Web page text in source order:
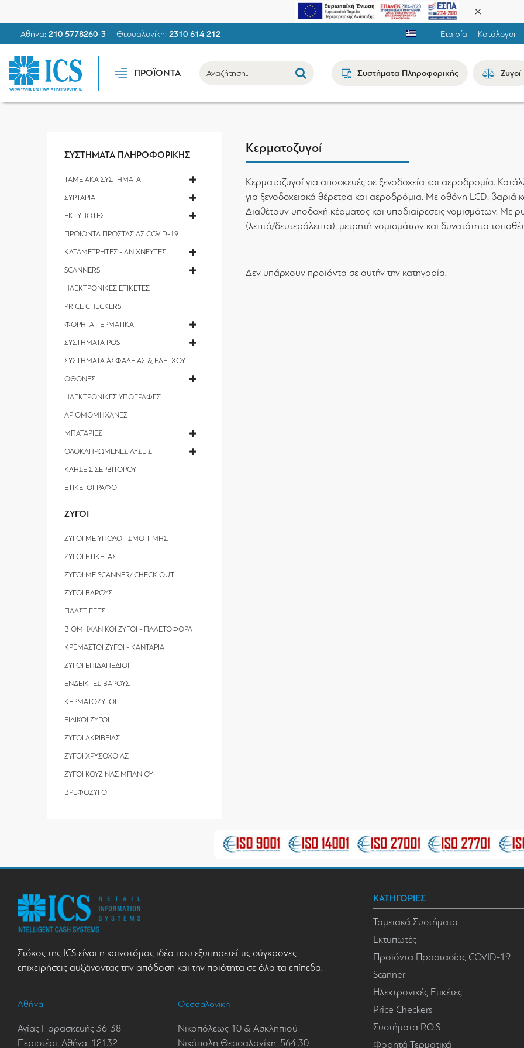
Αθήνα: 210 5778260-3 Θεσσαλονίκη: 2310 614 212 Εταιρία Κατάλογοι
ΠΡΟΪΟΝΤΑ Συστήματα Πληροφορικής Ζυγοί
ΣΥΣΤΗΜΑΤΑ ΠΛΗΡΟΦΟΡΙΚΗΣ
ΤΑΜΕΙΑΚΑ ΣΥΣΤΗΜΑΤΑ
ΣΥΡΤΑΡΙΑ
ΕΚΤΥΠΩΤΕΣ
ΠΡΟΪΟΝΤΑ ΠΡΟΣΤΑΣΙΑΣ COVID-19
ΚΑΤΑΜΕΤΡΗΤΕΣ - ΑΝΙΧΝΕΥΤΕΣ
SCANNERS
ΗΛΕΚΤΡΟΝΙΚΕΣ ΕΤΙΚΕΤΕΣ
PRICE CHECKERS
ΦΟΡΗΤΑ ΤΕΡΜΑΤΙΚΑ
ΣΥΣΤΗΜΑΤΑ POS
ΣΥΣΤΗΜΑΤΑ ΑΣΦΑΛΕΙΑΣ & ΕΛΕΓΧΟΥ
ΟΘΟΝΕΣ
ΗΛΕΚΤΡΟΝΙΚΕΣ ΥΠΟΓΡΑΦΕΣ
ΑΡΙΘΜΟΜΗΧΑΝΕΣ
ΜΠΑΤΑΡΙΕΣ
ΟΛΟΚΛΗΡΩΜΕΝΕΣ ΛΥΣΕΙΣ
ΚΛΗΣΕΙΣ ΣΕΡΒΙΤΟΡΟΥ
ΕΤΙΚΕΤΟΓΡΑΦΟΙ
ΖΥΓΟΙ
ΖΥΓΟΙ ΜΕ ΥΠΟΛΟΓΙΣΜΟ ΤΙΜΗΣ
ΖΥΓΟΙ ΕΤΙΚΕΤΑΣ
ΖΥΓΟΙ ΜΕ SCANNER/ CHECK OUT
ΖΥΓΟΙ ΒΑΡΟΥΣ
ΠΛΑΣΤΙΓΓΕΣ
ΒΙΟΜΗΧΑΝΙΚΟΙ ΖΥΓΟΙ - ΠΑΛΕΤΟΦΟΡΑ
ΚΡΕΜΑΣΤΟΙ ΖΥΓΟΙ - ΚΑΝΤΑΡΙΑ
ΖΥΓΟΙ ΕΠΙΔΑΠΕΔΙΟΙ
ΕΝΔΕΙΚΤΕΣ ΒΑΡΟΥΣ
ΚΕΡΜΑΤΟΖΥΓΟΙ
ΕΙΔΙΚΟΙ ΖΥΓΟΙ
ΖΥΓΟΙ ΑΚΡΙΒΕΙΑΣ
ΖΥΓΟΙ ΧΡΥΣΟΧΟΙΑΣ
ΖΥΓΟΙ ΚΟΥΖΙΝΑΣ ΜΠΑΝΙΟΥ
ΒΡΕΦΟΖΥΓΟΙ
Κερματοζυγοί
Κερματοζυγοί για αποσκευές σε ξενοδοχεία και αεροδρομία.
για ξενοδοχειακά θέρετρα και αεροδρόμια. Με οθόνη LCD, βαριά
Διαθέτουν υποδοχή κέρματος και υποδιαίρεσεις νομισμάτων. Με
(λεπτά/δευτερόλεπτα), μετρητή νομισμάτων και δυνατότητα
Δεν υπάρχουν προϊόντα σε αυτήν την κατηγορία.
Στόχος της ICS είναι η καινοτόμος ιδέα που εξυπηρετεί τις σύγχρονες
επιχειρήσεις αυξάνοντας την απόδοση και την ποιότητα σε όλα τα επίπεδα.
Αθήνα
Αγίας Παρασκευής 36-38
Περιστέρι, Αθήνα, 12132
Θεσσαλονίκη
Νικοπόλεως 10 & Ασκληπιού
Νικόπολη Θεσσαλονίκη, 564 30
ΚΑΤΗΓΟΡΙΕΣ
Ταμειακά Συστήματα
Εκτυπωτές
Προϊόντα Προστασίας COVID-19
Scanner
Ηλεκτρονικές Ετικέτες
Price Checkers
Συστήματα P.O.S
Φορητά Τερματικά